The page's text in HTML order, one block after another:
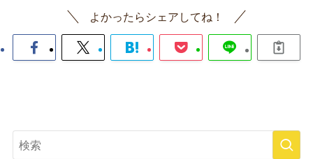
よかったらシェアしてね！